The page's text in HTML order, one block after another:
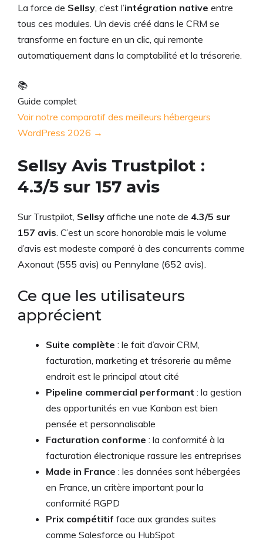
La force de Sellsy , c’est l’intégration native entre
tous ces modules. Un devis créé dans le CRM se
transforme en facture en un clic, qui remonte
automatiquement dans la comptabilité et la trésorerie.
📚
Guide complet
Voir notre comparatif des meilleurs hébergeurs
WordPress 2026 →
Sellsy Avis Trustpilot :
4.3/5 sur 157 avis
Sur Trustpilot, Sellsy affiche une note de 4.3/5 sur
157 avis . C’est un score honorable mais le volume
d’avis est modeste comparé à des concurrents comme
Axonaut (555 avis) ou Pennylane (652 avis).
Ce que les utilisateurs
apprécient
Suite complète : le fait d’avoir CRM,
facturation, marketing et trésorerie au même
endroit est le principal atout cité
Pipeline commercial performant : la gestion
des opportunités en vue Kanban est bien
pensée et personnalisable
Facturation conforme : la conformité à la
facturation électronique rassure les entreprises
Made in France : les données sont hébergées
en France, un critère important pour la
conformité RGPD
Prix compétitif face aux grandes suites
comme Salesforce ou HubSpot